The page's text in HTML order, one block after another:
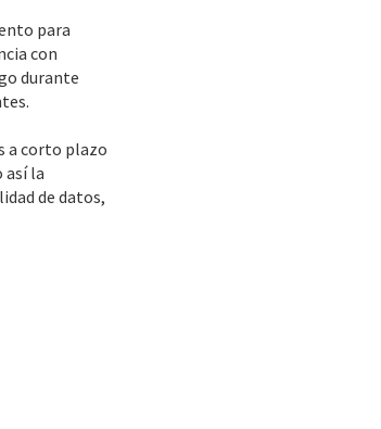
para
con
durante
a corto plazo
así la
de datos,